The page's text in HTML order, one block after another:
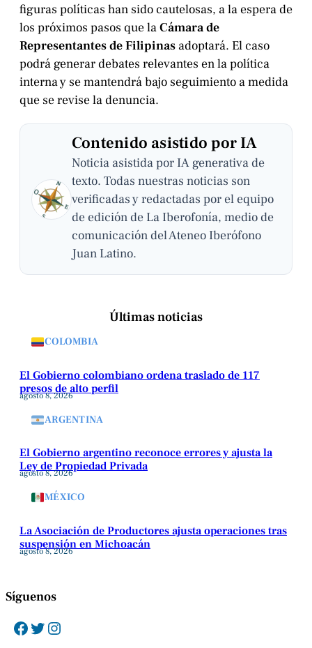
figuras políticas han sido cautelosas, a la espera de
los próximos pasos que laCámara de
Representantes de Filipinas adoptará. El caso
podrá generar debates relevantes en la política
interna y se mantendrá bajo seguimiento a medida
que se revise la denuncia.
Contenido asistido por IA
Noticia asistida por IA generativa de
texto. Todas nuestras noticias son
verificadas y redactadas por el equipo
de edición de La Iberofonía, medio de
comunicación del Ateneo Iberófono
Juan Latino.
Últimas noticias
COLOMBIA
El Gobierno colombiano ordena traslado de 117
presos de alto perfil
agosto 8, 2026
ARGENTINA
El Gobierno argentino reconoce errores y ajusta la
Ley de Propiedad Privada
agosto 8, 2026
MÉXICO
La Asociación de Productores ajusta operaciones tras
suspensión en Michoacán
agosto 8, 2026
Síguenos
Facebook Twitter Instagram